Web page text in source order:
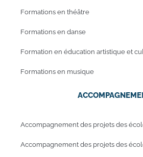
Formations en théâtre
Formations en danse
Formation en éducation artistique et
Formations en musique
Accompagnement des projets des
Accompagnement des projets des